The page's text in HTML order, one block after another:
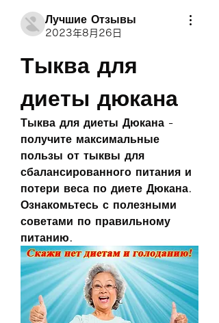
Лучшие Отзывы
2023年8月26日
Тыква для
диеты дюкана
Тыква для диеты Дюкана -
получите максимальные
пользы от тыквы для
сбалансированного питания и
потери веса по диете Дюкана.
Ознакомьтесь с полезными
советами по правильному
питанию.